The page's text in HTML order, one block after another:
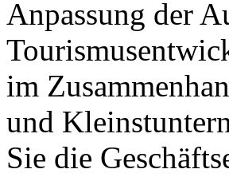
Anpassung der
im
und
Sie die